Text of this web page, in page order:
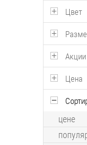
Цвет
Акции
Цена
цене